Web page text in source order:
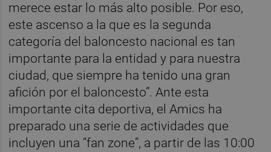
merece estar lo más alto posible. Por eso,
este ascenso a la que es la segunda
categoría del baloncesto nacional es tan
importante para la entidad y para nuestra
ciudad, que siempre ha tenido una gran
afición por el baloncesto”. Ante esta
importante cita deportiva, el Amics ha
preparado una serie de actividades que
incluyen una “fan zone”, a partir de las 10:00